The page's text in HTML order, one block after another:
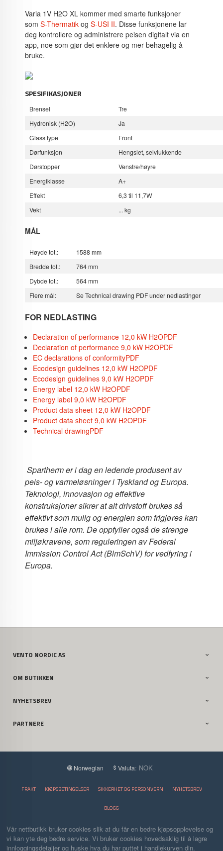
Varia 1V H2O XL kommer med smarte funksjoner
somS-Thermatik ogS-USI II. Disse funksjonene lar
deg kontrollere og administrere peisen digitalt via en
app, noe som gjør det enklere og mer behagelig å
bruke.
SPESIFIKASJONER
Brensel
Tre
Hydronisk (H2O)
Ja
Glass type
Front
Dørfunksjon
Hengslet, selvlukkende
Dørstopper
Venstre/høyre
Energiklasse
A+
Effekt
6,3 til 11,7W
Vekt
... kg
MÅL
Høyde tot.:
1588 mm
Bredde tot.:
764 mm
Dybde tot.:
564 mm
Flere mål:
Se Technical drawing PDF under nedlastinger
FOR NEDLASTING
Declaration of performance 12,0 kW H2OPDF
Declaration of performance 9,0 kW H2OPDF
EC declarations of conformityPDF
Ecodesign guidelines 12,0 kW H2OPDF
Ecodesign guidelines 9,0 kW H2OPDF
Energy label 12,0 kW H2OPDF
Energy label 9,0 kW H2OPDF
Product data sheet 12,0 kW H2OPDF
Product data sheet 9,0 kW H2OPDF
Technical drawingPDF
Spartherm er i dag en ledende produsent av
peis- og varmeløsninger i Tyskland og Europa.
Teknologi, innovasjon og effektive
konstruksjoner sikrer at alt drivstoff brukes så
effektivt som mulig og energien som frigjøres kan
brukes i alle rom. De oppfyller også de strenge
miljøkravene, som reguleringen av Federal
Immission Control Act (BlmSchV) for vedfyring i
Europa.
VENTO NORDIC AS
OM BUTIKKEN
NYHETSBREV
PARTNERE
Norwegian Valuta: NOK
FRAKT KJØPSBETINGELSER SIKKERHET OG PERSONVERN NYHETSBREV
BLOGG
Vår nettbutikk bruker cookies slik at du får en bedre kjøpsopplevelse og
vi kan yte deg bedre service. Vi bruker cookies hovedsaklig til å lagre
innloggingsdetaljer og huske hva du har puttet i handlekurven din.